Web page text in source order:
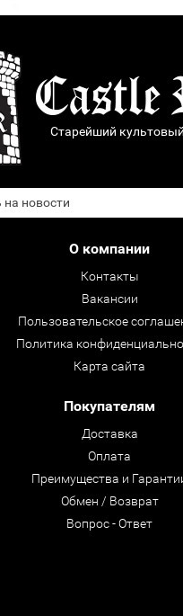
Старейший
О компании
Контакты
Вакансии
Пользовательское
Политика
Карта сайта
Покупателям
Доставка
Оплата
Преимущества и
Обмен / Возврат
Вопрос - Ответ